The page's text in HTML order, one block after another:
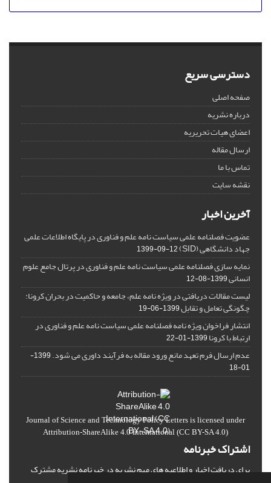
دسترسی سریع
صفحه اصلی
درباره نشریه
اعضای هیات تحریریه
ارسال مقاله
تماس با ما
نقشه سایت
آخرین اخبار
عضویت فصلنامه علمی سیاست نامه علم و فناوری در پایگاه اطلاعات علمی
جهاد دانشگاهی (SID) 1399-09-12
نمایه سازی فصلنامه علمی سیاست نامه علم و فناوری در پرتال جامع علوم
انسانی1399-08-12
لیست مقالات دریافتی در ویژه نامه علم، جامعه و حاکمیت در بحران کرونا:
چگونگی تعامل و تقابل1399-06-19
انتشار فراخوان ویژه‏ نامه فصلنامه علمی سیاست نامه علم و فناوری در
ارتباط با کرونا1399-01-22
عدم ارسال فرم تعهد مانع ورود مقاله به فرآیند داوری می شود.
1399-
01-18
Journal of Science and Technology Policy Letters is licensed under
Attribution-ShareAlike 4.0 International (CC BY-SA 4.0)
اشتراک خبرنامه
برای دریافت اخبار و اطلاعیه های مهم نشریه در خبرنامه نشریه مشترک